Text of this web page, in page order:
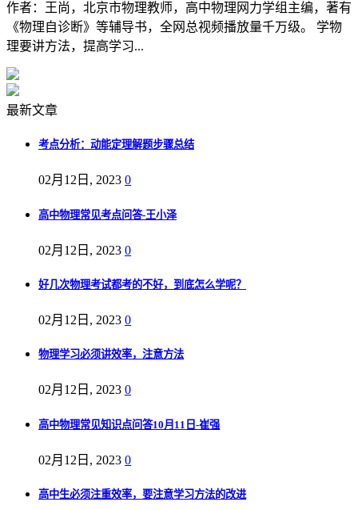
作者：王尚，北京市物理教师，高中物理网力学组主编，著有
《物理自诊断》等辅导书，全网总视频播放量千万级。 学物
理要讲方法，提高学习...
最新文章
考点分析：动能定理解题步骤总结
02月12日, 2023 0
高中物理常见考点问答-王小泽
02月12日, 2023 0
好几次物理考试都考的不好，到底怎么学呢？
02月12日, 2023 0
物理学习必须讲效率，注意方法
02月12日, 2023 0
高中物理常见知识点问答10月11日-崔强
02月12日, 2023 0
高中生必须注重效率，要注意学习方法的改进